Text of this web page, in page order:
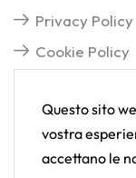
Questo sito
vostra
accettano le
Privacy Policy
Cookie Policy
Copyright ©